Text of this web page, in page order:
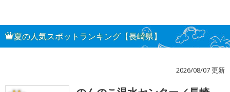
夏の人気スポットランキング【長崎県】
2026/08/07 更新